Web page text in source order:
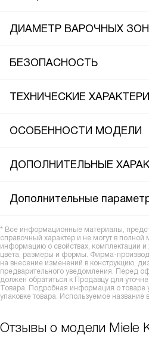
ДИАМЕТР ВАРОЧНЫХ ЗОН
БЕЗОПАСНОСТЬ
ТЕХНИЧЕСКИЕ
ОСОБЕННОСТИ МОДЕЛИ
ДОПОЛНИТЕЛЬНЫЕ
Дополнительные
* Все информационные материалы,
справочный характер и не могут в
информацию о свойствах, комплектации и
цвета, размеры и формы. Фирма-
на внесение изменений в конструкцию,
предварительного уведомления. Перед
должен обратиться к Продавцу для
Товара. Подробная информация о товаре
упаковке товара. Используемое название
Отзывы о модели Miele